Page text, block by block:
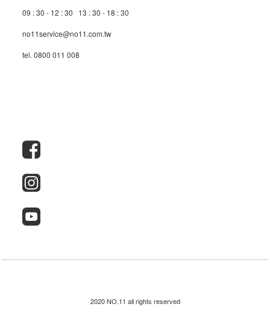
09 : 30 - 12 : 30 13 : 30 - 18 : 30
no11service@no11.com.tw
tel. 0800 011 008
2020 NO.11 all rights reserved